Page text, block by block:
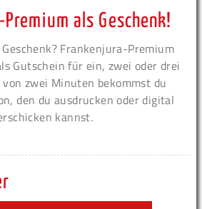
als Geschenk!
Frankenjura-Premium
Gutschein für ein, zwei oder drei
zwei Minuten bekommst du
den du ausdrucken oder digital
kannst.